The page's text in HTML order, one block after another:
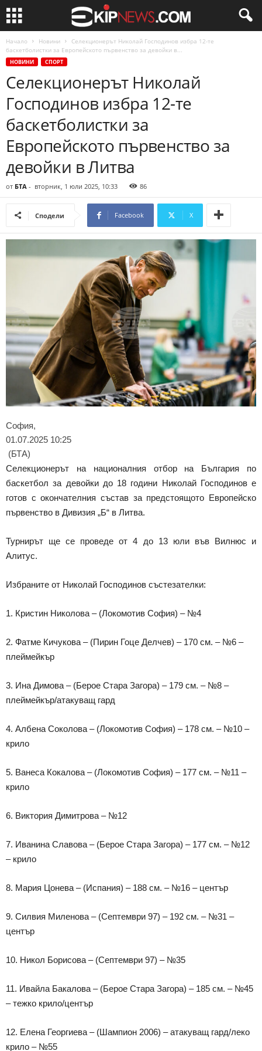
Начало Новини
Селекционерът Николай Господинов избра 12-те
баскетболистки за Европейското първенство за девойки в...
НОВИНИ СПОРТ
Селекционерът Николай
Господинов избра 12-те
баскетболистки за
Европейското първенство за
девойки в Литва
от БТА - вторник, 1 юли 2025, 10:33 86
Сподели Facebook X
София,
01.07.2025 10:25
(БТА)
Селекционерът на националния отбор на България по
баскетбол за девойки до 18 години Николай Господинов е
готов с окончателния състав за предстоящото Европейско
първенство в Дивизия „Б“ в Литва.
Турнирът ще се проведе от 4 до 13 юли във Вилнюс и
Алитус.
Избраните от Николай Господинов състезателки:
1. Кристин Николова – (Локомотив София) – №4
2. Фатме Кичукова – (Пирин Гоце Делчев) – 170 см. – №6 –
плеймейкър
3. Ина Димова – (Берое Стара Загора) – 179 см. – №8 –
плеймейкър/атакуващ гард
4. Албена Соколова – (Локомотив София) – 178 см. – №10 –
крило
5. Ванеса Кокалова – (Локомотив София) – 177 см. – №11 –
крило
6. Виктория Димитрова – №12
7. Иванина Славова – (Берое Стара Загора) – 177 см. – №12
– крило
8. Мария Цонева – (Испания) – 188 см. – №16 – център
9. Силвия Миленова – (Септември 97) – 192 см. – №31 –
център
10. Никол Борисова – (Септември 97) – №35
11. Ивайла Бакалова – (Берое Стара Загора) – 185 см. – №45
– тежко крило/център
12. Елена Георгиева – (Шампион 2006) – атакуващ гард/леко
крило – №55